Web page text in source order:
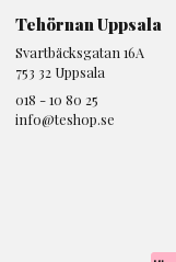
Tehörnan Uppsala
Svartbäcksgatan 16A
753 32 Uppsala
018 - 10 80 25
info@teshop.se